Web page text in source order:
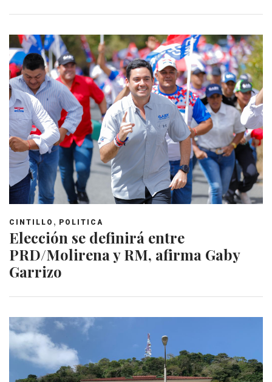
CINTILLO , POLITICA
Elección se definirá entre
PRD/Molirena y RM, afirma Gaby
Garrizo